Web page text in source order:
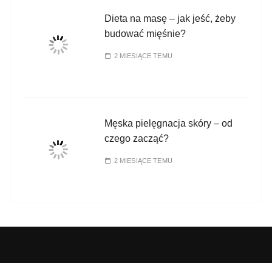
Dieta na masę – jak jeść, żeby
budować mięśnie?
2 MIESIĄCE TEMU
Męska pielęgnacja skóry – od
czego zacząć?
2 MIESIĄCE TEMU